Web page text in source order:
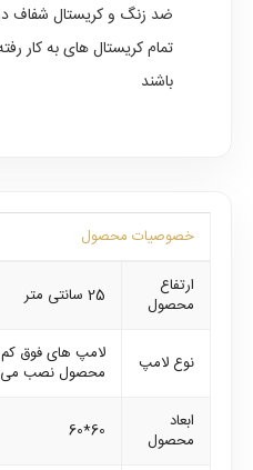
ضد زنگ و کریستال شفاف
تمام کریستال های به کار
باشند
خصوصیات محصول
ارتفاع
محصول
25 سانتی متر
نوع لامپ
محصول نصب می
ابعاد
محصول
60*60